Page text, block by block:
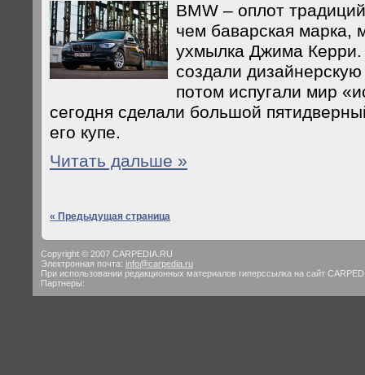
BMW – оплот
чем баварская марка,
ухмылка Джима
создали
потом испугали мир
сегодня сделали большой
его купе.
Читать дальше »
« Предыдущая страница
Copyright © 2007 CARPEDIA.RU
Электронная почта: info@carpedia.ru
При использовании редакционных материалов гиперссылка на сайт
Партнеры: